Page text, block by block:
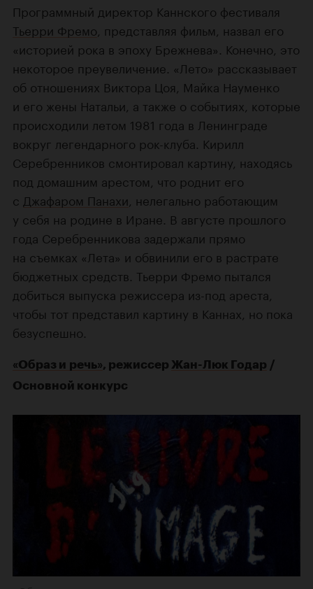
Программный директор Каннского фестиваля
Тьерри Фремо , представляя фильм, назвал его
«историей рока в эпоху Брежнева». Конечно, это
некоторое преувеличение. «Лето» рассказывает
об отношениях Виктора Цоя, Майка Науменко
и его жены Натальи, а также о событиях, которые
происходили летом 1981 года в Ленинграде
вокруг легендарного рок-клуба. Кирилл
Серебренников смонтировал картину, находясь
под домашним арестом, что роднит его
с Джафаром Панахи , нелегально работающим
у себя на родине в Иране. В августе прошлого
года Серебренникова задержали прямо
на съемках «Лета» и обвинили его в растрате
бюджетных средств. Тьерри Фремо пытался
добиться выпуска режиссера из-под ареста,
чтобы тот представил картину в Каннах, но пока
безуспешно.
«Образ и речь», режиссер Жан-Люк Годар /
Основной конкурс